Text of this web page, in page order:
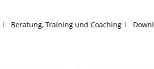
Beratung, Training und Coaching